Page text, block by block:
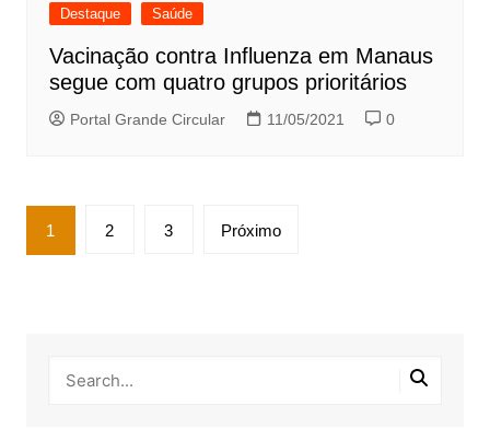
Destaque Saúde
Vacinação contra Influenza em Manaus
segue com quatro grupos prioritários
Portal Grande Circular 11/05/2021 0
Paginação
de
1 2 3 Próximo